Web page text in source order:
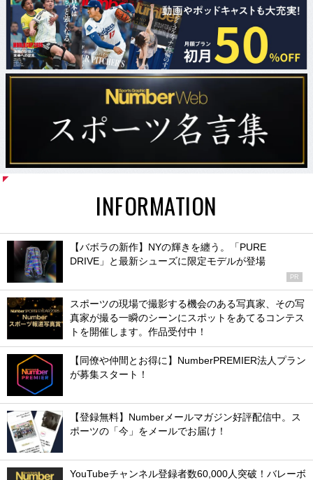
INFORMATION
【バボラの新作】NYの輝きを纏う。「PURE
DRIVE」と最新シューズに限定モデルが登場
PR
スポーツの現場で撮影する機会のある写真家、その写
真家が撮る一瞬のシーンにスポットをあてるコンテス
トを開催します。作品受付中！
【同僚や仲間とお得に】NumberPREMIER法人プラン
が募集スタート！
【登録無料】Numberメールマガジン好評配信中。ス
ポーツの「今」をメールでお届け！
YouTubeチャンネル登録者数60,000人突破！バレーボ